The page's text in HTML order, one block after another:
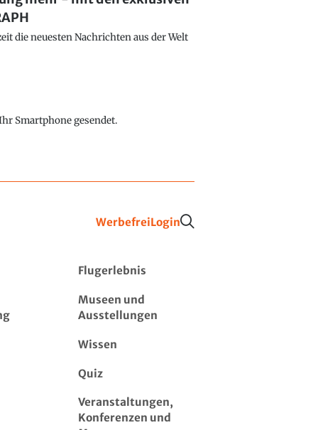
die neuesten Nachrichten aus der Welt
Smartphone gesendet.
WerbefreiLogin
Flugerlebnis
Museen und
Ausstellungen
Wissen
Quiz
Veranstaltungen,
Konferenzen und